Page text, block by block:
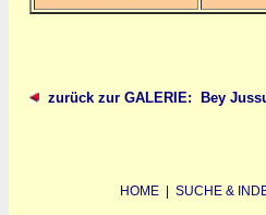
zurück zur GALERIE: Bey
HOME SUCHE &